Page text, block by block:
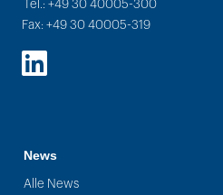
Tel.: +49 30 40005-300
Fax: +49 30 40005-319
LinkedIn
News
Alle News